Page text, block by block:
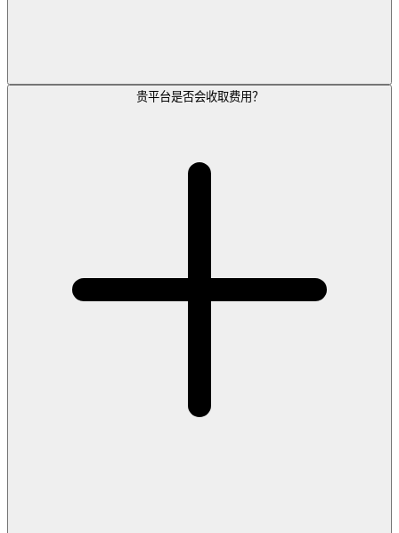
贵平台是否会收取费用？